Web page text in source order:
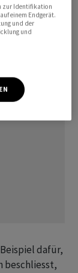
der
zu, es gebe
dafür,
beschliesst,
zur Identifikation
einem Endgerät.
und der
und